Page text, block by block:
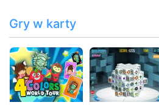
Gry w karty